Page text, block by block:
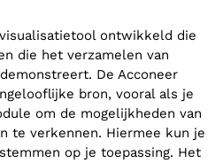
ontwikkeld die
die het verzamelen van
De Acconeer
bron, vooral als je
om de mogelijkheden van
te verkennen. Hiermee kun je
op je toepassing. Het